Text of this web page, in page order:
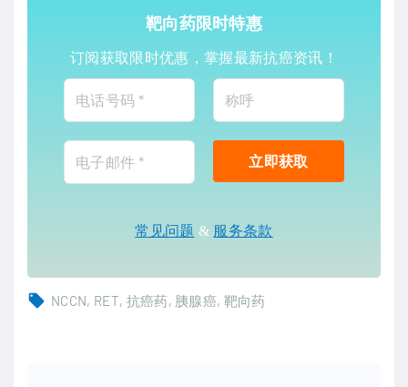
靶向药限时特惠
订阅获取限时优惠，掌握最新抗癌资讯！
常见问题 & 服务条款
NCCN RET 抗癌药 胰腺癌 靶向药